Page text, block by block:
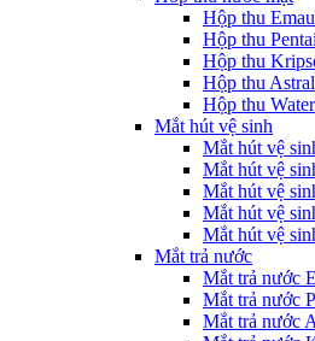
Hộp thu
Hộp thu
Hộp thu
Hộp thu Astral
Hộp thu
Mắt hút vệ sinh
Mắt hút vệ
Mắt hút vệ
Mắt hút vệ
Mắt hút vệ
Mắt hút vệ
Mắt trả nước
Mắt trả nước
Mắt trả nước
Mắt trả nước